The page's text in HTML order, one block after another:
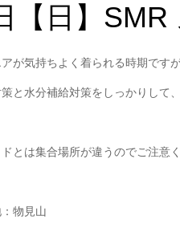
【日】
が気持ちよく着られる時期です
と水分補給対策をしっかりして
とは集合場所が違うのでご注意
物見山